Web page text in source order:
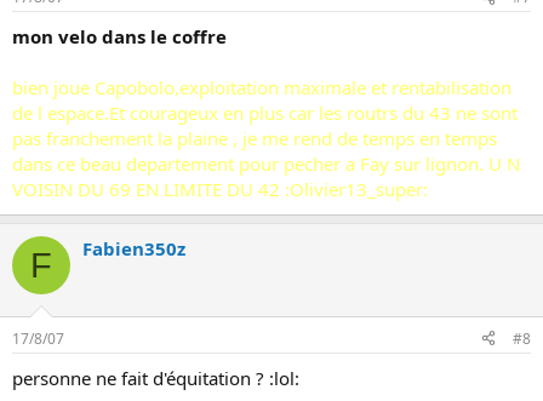
mon velo dans le coffre
bien joue Capobolo,exploitation maximale et rentabilisation
de l espace.Et courageux en plus car les routrs du 43 ne sont
pas franchement la plaine , je me rend de temps en temps
dans ce beau departement pour pecher a Fay sur lignon. U N
VOISIN DU 69 EN LIMITE DU 42 :Olivier13_super:
F Fabien350z
17/8/07 #8
personne ne fait d'équitation ? :lol: